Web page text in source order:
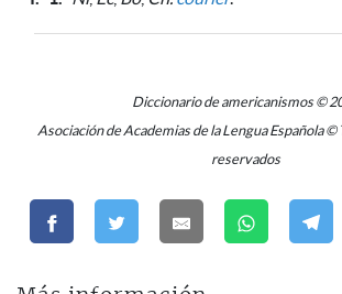
Diccionario de americanismos ©
Asociación de Academias de la Lengua Española ©
reservados